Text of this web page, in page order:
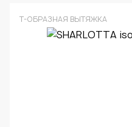
Т-ОБРАЗНАЯ ВЫТЯЖКА